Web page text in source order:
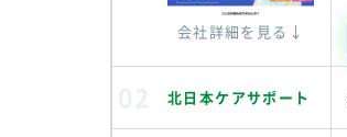
会社詳細を見る↓
北日本ケアサポート